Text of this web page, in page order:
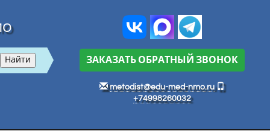
ЗАКАЗАТЬ ОБРАТНЫЙ ЗВОНОК
metodist@edu-med-nmo.ru
+74998260032